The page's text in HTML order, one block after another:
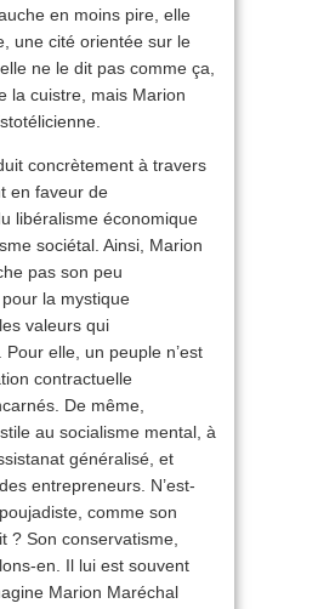
en moins pire, elle
une cité orientée sur le
ne le dit pas comme ça,
la cuistre, mais Marion
concrètement à travers
en faveur de
libéralisme économique
sociétal. Ainsi, Marion
pas son peu
la mystique
valeurs qui
Pour elle, un peuple n’est
contractuelle
De même,
au socialisme mental, à
généralisé, et
entrepreneurs. N’est-
comme son
? Son conservatisme,
en. Il lui est souvent
Marion Maréchal